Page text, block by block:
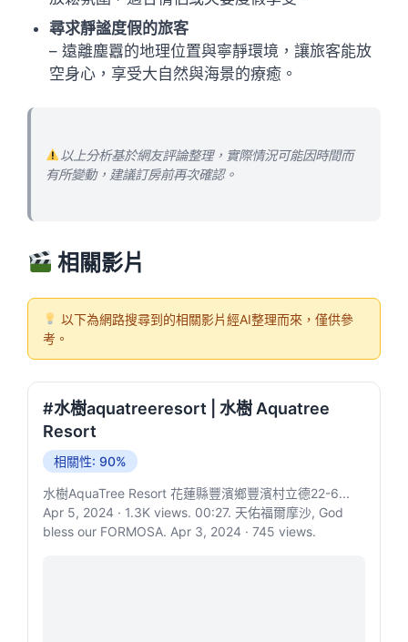
尋求靜謐度假的旅客
– 遠離塵囂的地理位置與寧靜環境，讓旅客能放
空身心，享受大自然與海景的療癒。
以上分析基於網友評論整理，實際情況可能因時間而
有所變動，建議訂房前再次確認。
相關影片
以下為網路搜尋到的相關影片經AI整理而來，僅供參
考。
#水樹aquatreeresort | 水樹 Aquatree
Resort
相關性: 90%
水樹AquaTree Resort 花蓮縣豐濱鄉豐濱村立德22-6...
Apr 5, 2024 · 1.3K views. 00:27. 天佑福爾摩沙, God
bless our FORMOSA. Apr 3, 2024 · 745 views.